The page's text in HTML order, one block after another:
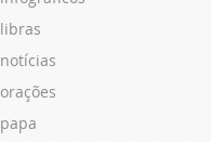
libras
notícias
orações
papa